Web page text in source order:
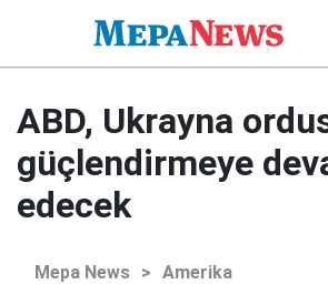
ABD, Ukrayna
güçlendirmeye
edecek
Mepa News > Amerika